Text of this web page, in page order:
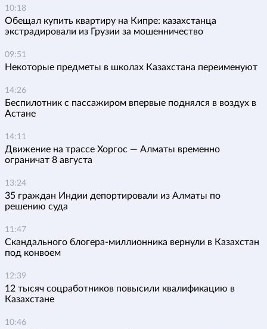
10:18
Обещал купить квартиру на Кипре: казахстанца
экстрадировали из Грузии за мошенничество
09:51
Некоторые предметы в школах Казахстана переименуют
14:26
Беспилотник с пассажиром впервые поднялся в воздух в
Астане
14:11
Движение на трассе Хоргос — Алматы временно
ограничат 8 августа
13:24
35 граждан Индии депортировали из Алматы по
решению суда
11:47
Скандального блогера-миллионника вернули в Казахстан
под конвоем
12:39
12 тысяч соцработников повысили квалификацию в
Казахстане
10:46